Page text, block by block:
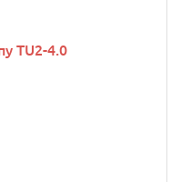
TU2-4.0